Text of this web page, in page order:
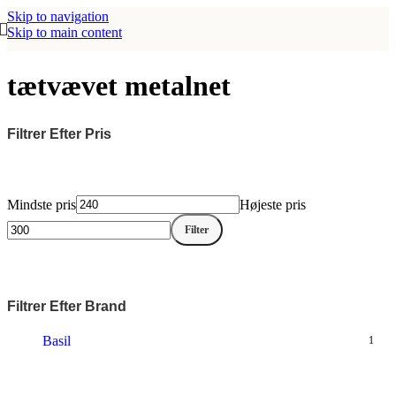
Skip to navigation
Skip to main content
tætvævet metalnet
Filtrer Efter Pris
Mindste pris Højeste pris
Filter
Filtrer Efter Brand
Basil 1